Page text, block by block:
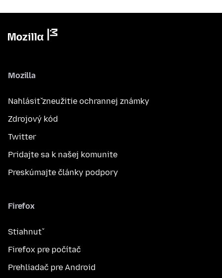
Mozilla
Nahlásiť zneužitie ochrannej známky
Zdrojový kód
Twitter
Pridajte sa k našej komunite
Preskúmajte články podpory
Firefox
Stiahnuť
Firefox pre počítač
Prehliadač pre Android